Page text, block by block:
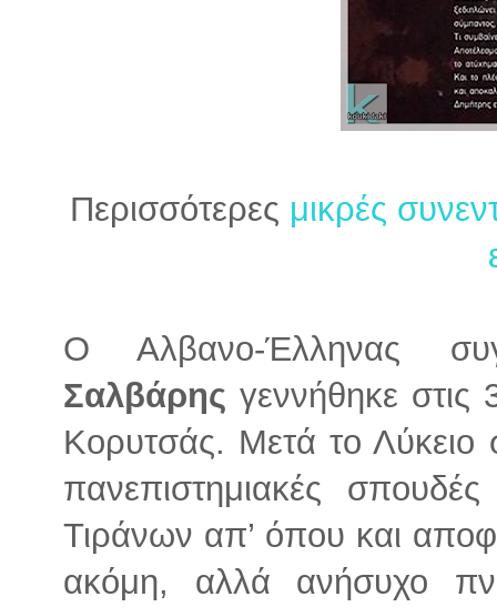
Περισσότερες μικρές
Ο Αλβανο-Έλληνας
Σαλβάρης γεννήθηκε στις
Κορυτσάς. Μετά το Λύκειο
πανεπιστημιακές
Τιράνων απ’ όπου και
ακόμη, αλλά ανήσυχο